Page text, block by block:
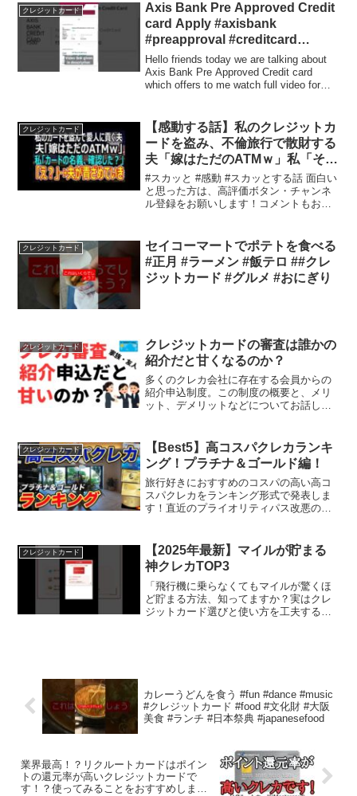
クレジットカード
Axis Bank Pre Approved Credit
card Apply #axisbank
#preapproval #creditcard
#apply #process #live
Hello friends today we are talking about
Axis Bank Pre Approved Credit card
which offers to me watch full video for
クレジットカード
【感動する話】私のクレジットカ
ードを盗み、不倫旅行で散財する
夫「嫁はただのATMｗ」私「その
カード、私の名義じゃないけど」
夫「え？」→夫が顔面蒼白に【ス
カッと】【修羅場】
#スカッと #感動 #スカッとする話 面白い
と思った方は、高評価ボタン・チャンネ
ル登録をお願いします！コメントもお気
一切関係ありません※動画の再生速度
は、右下の設定から...
クレジットカード
セイコーマートでポテトを食べる
#正月 #ラーメン #飯テロ ##クレ
ジットカード #グルメ #おにぎり
クレジットカード
クレジットカードの審査は誰かの
紹介だと甘くなるのか？
多くのクレカ会社に存在する会員からの
紹介申込制度。この制度の概要と、メリ
ット、デメリットなどについてお話して
イント等が発生します。【メルカード】
【ポイントサイト】今回...
クレジットカード
【Best5】高コスパクレカランキ
ング！プラチナ＆ゴールド編！
旅行好きにおすすめのコスパの高い高コ
スパクレカをランキング形式で発表しま
す！直近のプライオリティパス改悪の内
ンネル登録→🔽Xもやってます！✅PR：
ダイナースクラブカード...
クレジットカード
【2025年最新】マイルが貯まる
神クレカTOP3
「飛行機に乗らなくてもマイルが驚くほ
ど貯まる方法、知ってますか？実はクレ
ジットカード選びと使い方を工夫するだ
カレーうどんを食う #fun #dance #music
#クレジットカード #food #文化財 #大阪
美食 #ランチ #日本祭典 #japanesefood
業界最高！？リクルートカードはポイン
トの還元率が高いクレジットカードで
す！？使ってみることをおすすめしま